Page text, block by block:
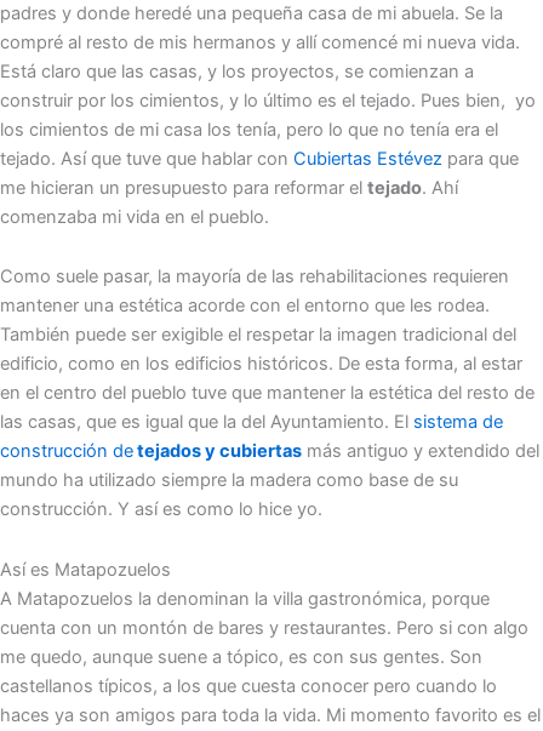
padres y donde heredé una pequeña casa de mi abuela. Se la
compré al resto de mis hermanos y allí comencé mi nueva vida.
Está claro que las casas, y los proyectos, se comienzan a
construir por los cimientos, y lo último es el tejado. Pues bien, yo
los cimientos de mi casa los tenía, pero lo que no tenía era el
tejado. Así que tuve que hablar con Cubiertas Estévez para que
me hicieran un presupuesto para reformar el tejado. Ahí
comenzaba mi vida en el pueblo.
Como suele pasar, la mayoría de las rehabilitaciones requieren
mantener una estética acorde con el entorno que les rodea.
También puede ser exigible el respetar la imagen tradicional del
edificio, como en los edificios históricos. De esta forma, al estar
en el centro del pueblo tuve que mantener la estética del resto de
las casas, que es igual que la del Ayuntamiento. El sistema de
construcción detejados y cubiertas más antiguo y extendido del
mundo ha utilizado siempre la madera como base de su
construcción. Y así es como lo hice yo.
Así es Matapozuelos
A Matapozuelos la denominan la villa gastronómica, porque
cuenta con un montón de bares y restaurantes. Pero si con algo
me quedo, aunque suene a tópico, es con sus gentes. Son
castellanos típicos, a los que cuesta conocer pero cuando lo
haces ya son amigos para toda la vida. Mi momento favorito es el